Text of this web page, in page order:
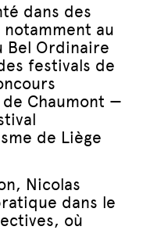
dans des
au
Bel Ordinaire
festivals de
Chaumont —
de Liège
Nicolas
dans le
où